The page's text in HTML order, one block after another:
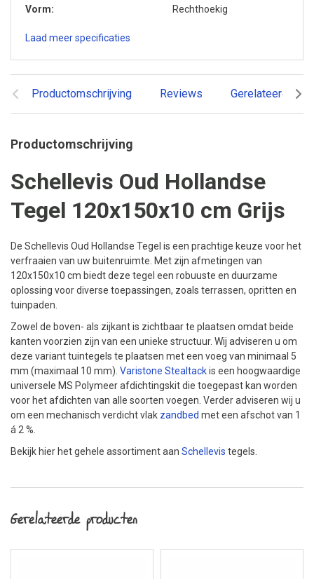
Productomschrijving Reviews Gerelateerde
Productomschrijving
Schellevis Oud Hollandse
Tegel 120x150x10 cm Grijs
De Schellevis Oud Hollandse Tegel is een prachtige keuze voor het
verfraaien van uw buitenruimte. Met zijn afmetingen van
120x150x10 cm biedt deze tegel een robuuste en duurzame
oplossing voor diverse toepassingen, zoals terrassen, opritten en
tuinpaden.
Zowel de boven- als zijkant is zichtbaar te plaatsen omdat beide
kanten voorzien zijn van een unieke structuur. Wij adviseren u om
deze variant tuintegels te plaatsen met een voeg van minimaal 5
mm (maximaal 10 mm). Varistone Stealtackis een hoogwaardige
universele MS Polymeer afdichtingskit die toegepast kan worden
voor het afdichten van alle soorten voegen. Verder adviseren wij u
om een mechanisch verdicht vlak zandbed met een afschot van 1
á 2 %.
Bekijk hier het gehele assortiment aan Schellevis tegels.
Vorm Rechthoekig
Laad meer specificaties
Gerelateerde producten